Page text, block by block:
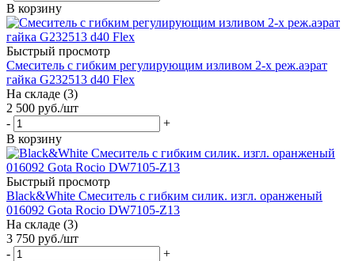
В корзину
Быстрый просмотр
Смеситель с гибким регулирующим изливом 2-х реж.аэрат
гайка G232513 d40 Flex
На складе (3)
2 500 руб./шт
-
+
В корзину
Быстрый просмотр
Black&White Смеситель с гибким силик. изгл. оранженый
016092 Gota Rocio DW7105-Z13
На складе (3)
3 750 руб./шт
-
+